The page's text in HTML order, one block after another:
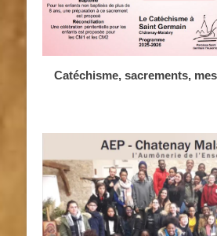
Catéchisme, sacrements,